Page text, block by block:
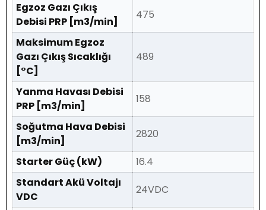
Egzoz Gazı Çıkış
Debisi PRP [m3/min]
475
Maksimum Egzoz
Gazı Çıkış Sıcaklığı
[°C]
489
Yanma Havası Debisi
PRP [m3/min]
158
Soğutma Hava Debisi
[m3/min]
2820
Starter Güç (kW)
16.4
Standart Akü Voltajı
VDC
24VDC